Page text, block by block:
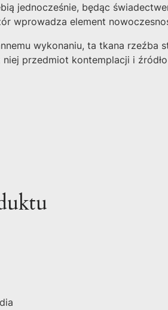
jednocześnie, będąc
wprowadza element
wykonaniu, ta tkana
przedmiot kontemplacji i